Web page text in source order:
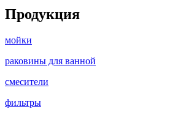
Продукция
мойки
раковины для ванной
смесители
фильтры